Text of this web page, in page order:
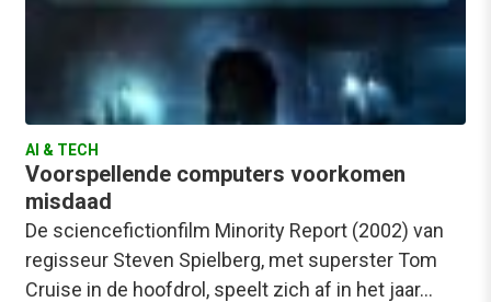
AI & TECH
Voorspellende computers voorkomen
misdaad
De sciencefictionfilm Minority Report (2002) van
regisseur Steven Spielberg, met superster Tom
Cruise in de hoofdrol, speelt zich af in het jaar…